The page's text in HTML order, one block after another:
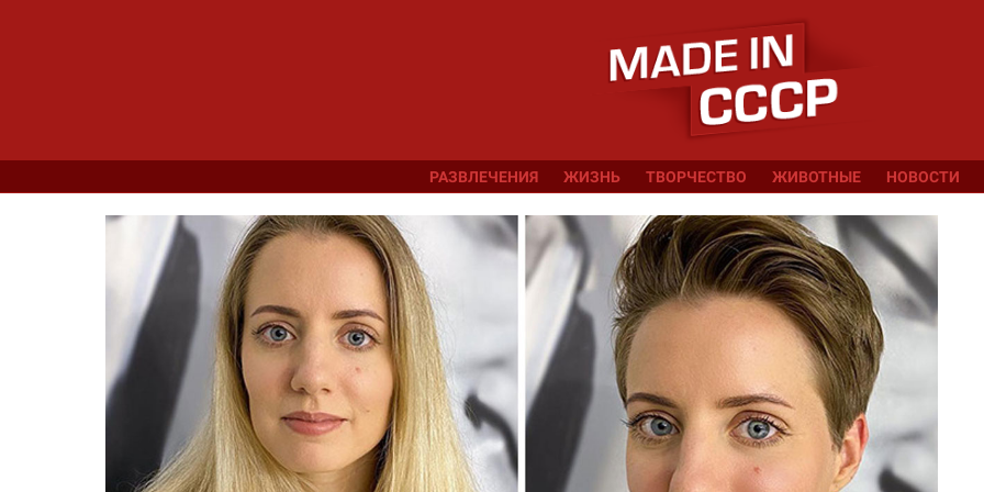
РАЗВЛЕЧЕНИЯ ЖИЗНЬ ТВОРЧЕСТВО ЖИВОТНЫЕ НОВОСТИ